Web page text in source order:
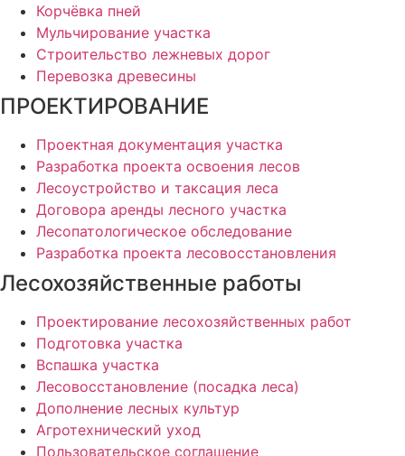
Корчёвка пней
Мульчирование участка
Строительство лежневых дорог
Перевозка древесины
ПРОЕКТИРОВАНИЕ
Проектная документация участка
Разработка проекта освоения лесов
Лесоустройство и таксация леса
Договора аренды лесного участка
Лесопатологическое обследование
Разработка проекта лесовосстановления
Лесохозяйственные работы
Проектирование лесохозяйственных работ
Подготовка участка
Вспашка участка
Лесовосстановление (посадка леса)
Дополнение лесных культур
Агротехнический уход
Пользовательское соглашение